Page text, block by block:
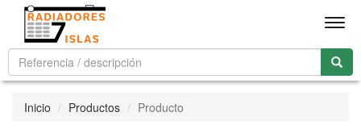
Inicio Productos Producto